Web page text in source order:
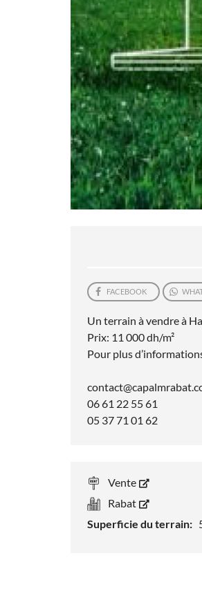
FACEBOOK
Un terrain à vendre à
Prix: 11 000 dh/m²
Pour plus
06 61 22 55 61
05 37 71 01 62
Vente
Rabat
Superficie du terrain: